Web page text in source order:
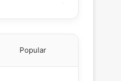
Popular